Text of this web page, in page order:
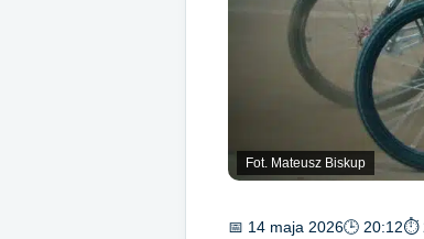
Fot. Mateusz Biskup
📅 14 maja 2026🕒 20:12⏱